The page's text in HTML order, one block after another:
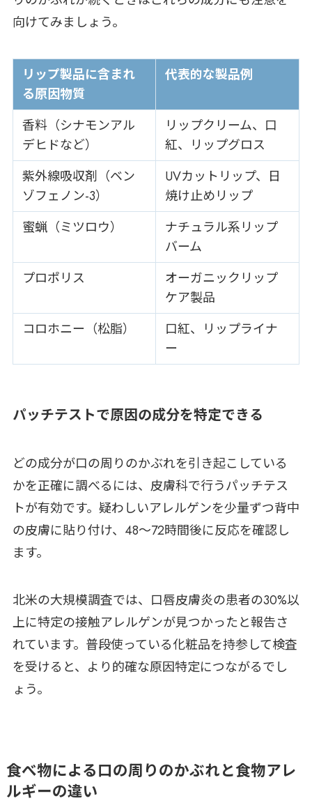
向けてみましょう。
リップ製品に含まれ
る原因物質
代表的な製品例
香料（シナモンアル
デヒドなど）
リップクリーム、口
紅、リップグロス
紫外線吸収剤（ベン
ゾフェノン-3）
UVカットリップ、日
焼け止めリップ
蜜蝋（ミツロウ）
ナチュラル系リップ
バーム
プロポリス
オーガニックリップ
ケア製品
コロホニー（松脂）
口紅、リップライナ
ー
パッチテストで原因の成分を特定できる
どの成分が口の周りのかぶれを引き起こしている
かを正確に調べるには、皮膚科で行うパッチテス
トが有効です。疑わしいアレルゲンを少量ずつ背中
の皮膚に貼り付け、48〜72時間後に反応を確認し
ます。
北米の大規模調査では、口唇皮膚炎の患者の30%以
上に特定の接触アレルゲンが見つかったと報告さ
れています。普段使っている化粧品を持参して検査
を受けると、より的確な原因特定につながるでし
ょう。
食べ物による口の周りのかぶれと食物アレ
ルギーの違い